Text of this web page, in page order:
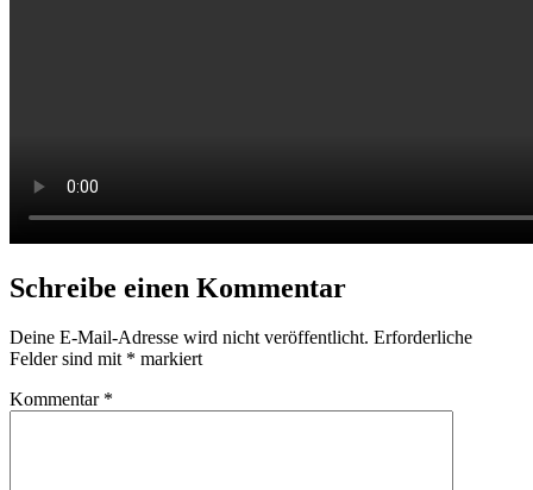
Schreibe einen Kommentar
Deine E-Mail-Adresse wird nicht veröffentlicht. Erforderliche
Felder sind mit * markiert
Kommentar *